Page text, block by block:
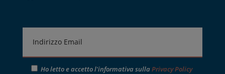
Ho letto e accetto l'informativa sulla Privacy Policy